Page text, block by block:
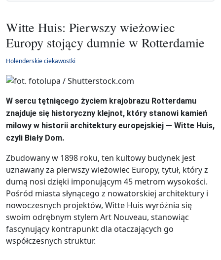
Witte Huis: Pierwszy wieżowiec
Europy stojący dumnie w Rotterdamie
Holenderskie ciekawostki
W sercu tętniącego życiem krajobrazu Rotterdamu
znajduje się historyczny klejnot, który stanowi kamień
milowy w historii architektury europejskiej — Witte Huis,
czyli Biały Dom.
Zbudowany w 1898 roku, ten kultowy budynek jest
uznawany za pierwszy wieżowiec Europy, tytuł, który z
dumą nosi dzięki imponującym 45 metrom wysokości.
Pośród miasta słynącego z nowatorskiej architektury i
nowoczesnych projektów, Witte Huis wyróżnia się
swoim odrębnym stylem Art Nouveau, stanowiąc
fascynujący kontrapunkt dla otaczających go
współczesnych struktur.